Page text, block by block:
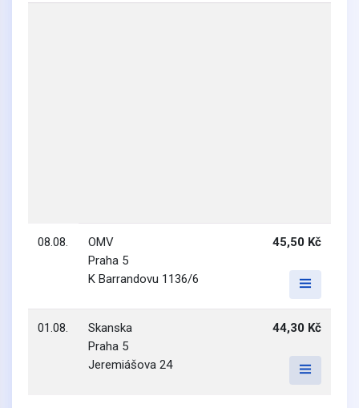
08.08.
OMV
Praha 5
K Barrandovu 1136/6
45,50 Kč
01.08.
Skanska
Praha 5
Jeremiášova 24
44,30 Kč